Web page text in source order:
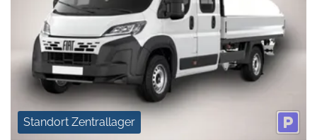
Standort Zentrallager